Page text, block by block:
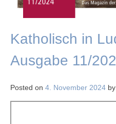
Katholisch in
Ausgabe 11/
Posted on 4. November 2024 by